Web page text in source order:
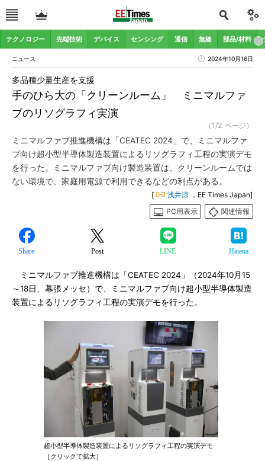
テクノロジー 先端技術 デバイス センシング 通信 無線 部品/材料
ニュース 2024年10月16日
手のひら大の「クリーンルーム」 ミニマルファ
ブのリソグラフィ実演
多品種少量生産を支援
（1/2 ページ）
ミニマルファブ推進機構は「CEATEC 2024」で、ミニマルファ
ブ向け超小型半導体製造装置によるリソグラフィ工程の実演デモ
を行った。ミニマルファブ向け製造装置は、クリーンルームでは
ない環境で、家庭用電源で利用できるなどの利点がある。
[ 浅井涼 ，EE Times Japan]
PC用表示
関連情報
Share Post LINE Hatena
ミニマルファブ推進機構は「CEATEC 2024」（2024年10月15
～18日、幕張メッセ）で、ミニマルファブ向け超小型半導体製造
装置によるリソグラフィ工程の実演デモを行った。
超小型半導体製造装置によるリソグラフィ工程の実演デモ
［クリックで拡大］